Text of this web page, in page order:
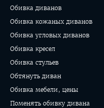
Обивка диванов
Обивка кожаных диванов
Обивка угловых диванов
Обивка кресел
Обивка стульев
Обтянуть диван
Обивка мебели, цены
Поменять обивку дивана